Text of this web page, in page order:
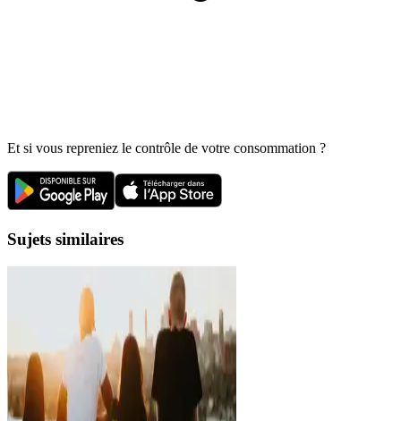
Et si vous repreniez le contrôle de votre consommation ?
Sujets similaires